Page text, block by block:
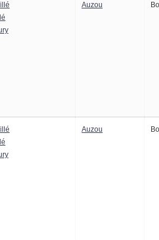
Auzou
Auzou